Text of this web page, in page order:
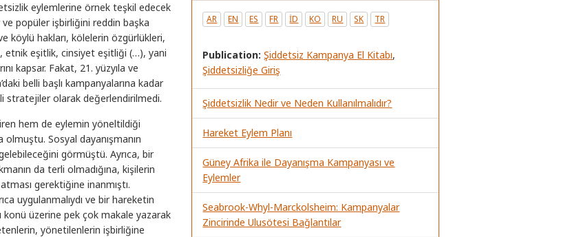
eylemlerine örnek teşkil edecek
popüler işbirliğini reddin başka
köylü hakları, kölelerin özgürlükleri,
etnik eşitlik, cinsiyet eşitliği (…), yani
kapsar. Fakat, 21. yüzyıla ve
belli başlı kampanyalarına kadar
stratejiler olarak değerlendirilmedi.
hem de eylemin yöneltildiği
Sosyal dayanışmanın
görmüştü. Ayrıca, bir
da terli olmadığına, kişilerin
gerektiğine inanmıştı.
uygulanmalıydı ve bir hareketin
üzerine pek çok makale yazarak
yönetilenlerin işbirliğine
AR EN ES FR ID KO RU SK TR
Publication: Şiddetsiz Kampanya El Kitabı,
Şiddetsizliğe Giriş
Şiddetsizlik Nedir ve Neden Kullanılmalıdır?
Hareket Eylem Planı
Güney Afrika ile Dayanışma Kampanyası ve
Eylemler
Seabrook-Whyl-Marckolsheim: Kampanyalar
Zincirinde Ulusötesi Bağlantılar